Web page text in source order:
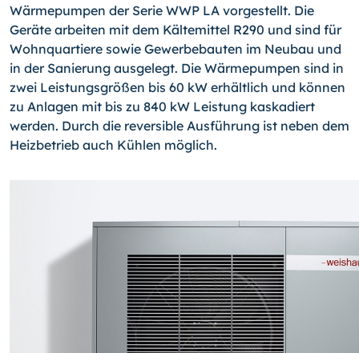
Wärmepumpen der Serie WWP LA vorgestellt. Die
Geräte arbeiten mit dem Kältemittel R290 und sind für
Wohnquartiere sowie Gewerbebauten im Neubau und
in der Sanierung ausgelegt. Die Wärmepumpen sind in
zwei Leistungsgrößen bis 60 kW erhältlich und können
zu Anlagen mit bis zu 840 kW Leistung kaskadiert
werden. Durch die reversible Ausführung ist neben dem
Heizbetrieb auch Kühlen möglich.